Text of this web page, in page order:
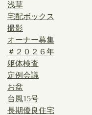
浅草
宅配ボックス
撮影
オーナー募集
＃２０２６年
躯体検査
定例会議
お盆
台風15号
長期優良住宅